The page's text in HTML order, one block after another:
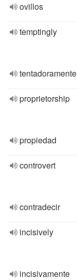
ovillos
temptingly
tentadoramente
proprietorship
propiedad
controvert
contradecir
incisively
incisivamente